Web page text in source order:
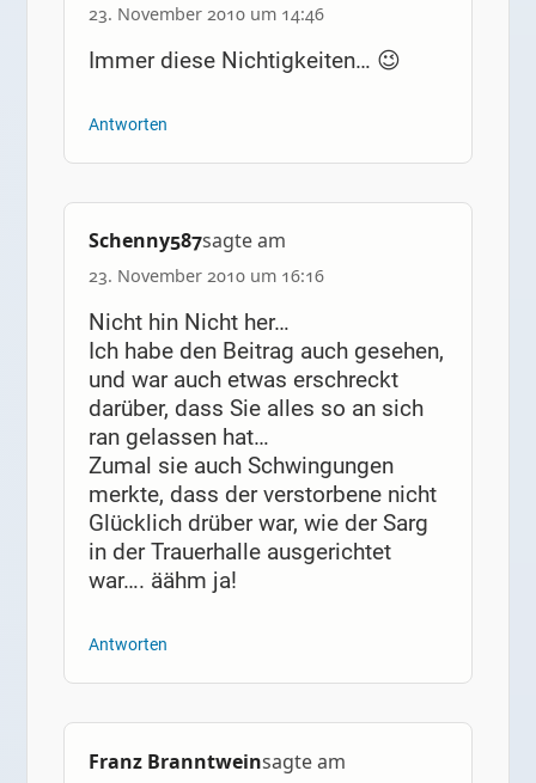
23. November 2010 um 14:46
Immer diese Nichtigkeiten… 😉
Antworten
Schenny587sagte am
23. November 2010 um 16:16
Nicht hin Nicht her…
Ich habe den Beitrag auch gesehen,
und war auch etwas erschreckt
darüber, dass Sie alles so an sich
ran gelassen hat…
Zumal sie auch Schwingungen
merkte, dass der verstorbene nicht
Glücklich drüber war, wie der Sarg
in der Trauerhalle ausgerichtet
war…. äähm ja!
Antworten
Franz Branntweinsagte am